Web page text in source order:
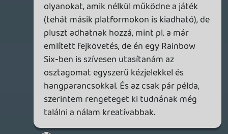
unrealnoise 2013.06.23 07:50:23
Vulpio 2013.06.23 08:49:17 #0a3m0
OFF: van xbox 360-od?
unrealnoise 2013.06.23 07:50:23 #0a3lz
Oké, hogy támogatják majd a kamerás
dolgokat, de ez főleg csak exkluzív
címeknél lesz valós, hiszen a multi
címeknél a többségnek ugye nincs
kamerája, vagy változó minőségű...